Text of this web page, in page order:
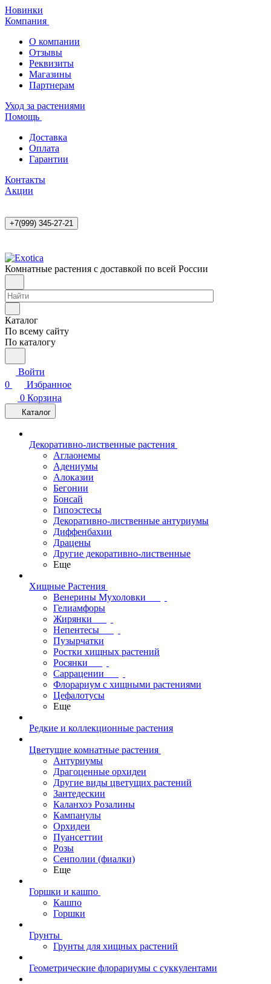
Новинки
Компания
О компании
Отзывы
Реквизиты
Магазины
Партнерам
Уход за растениями
Помощь
Доставка
Оплата
Гарантии
Контакты
Акции
+7(999) 345-27-21
Комнатные растения с доставкой по всей России
Каталог
По всему сайту
По каталогу
Войти
0
Избранное
0 Корзина
Каталог
Декоративно-лиственные растения
Аглаонемы
Адениумы
Алоказии
Бегонии
Бонсай
Гипоэстесы
Декоративно-лиственные антуриумы
Диффенбахии
Драцены
Другие декоративно-лиственные
Еще
Хищные Растения
Венерины Мухоловки
Гелиамфоры
Жирянки
Непентесы
Пузырчатки
Ростки хищных растений
Росянки
Саррацении
Флорариум с хищными растениями
Цефалотусы
Еще
Редкие и коллекционные растения
Цветущие комнатные растения
Антуриумы
Драгоценные орхидеи
Другие виды цветущих растений
Зантедескии
Каланхоэ Розалины
Кампанулы
Орхидеи
Пуансеттии
Розы
Сенполии (фиалки)
Еще
Горшки и кашпо
Кашпо
Горшки
Грунты
Грунты для хищных растений
Геометрические флорариумы с суккулентами